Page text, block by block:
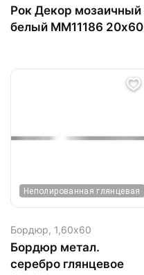
Рок Декор мозаичный
белый MM11186 20х60
Неполированная глянцевая
Бордюр, 1,60х60
Бордюр метал.
серебро глянцевое